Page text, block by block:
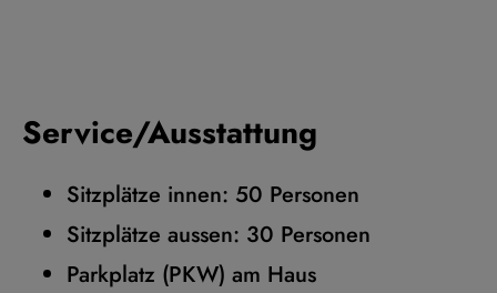
Service/Ausstattung
Sitzplätze innen: 50 Personen
Sitzplätze aussen: 30 Personen
Parkplatz (PKW) am Haus